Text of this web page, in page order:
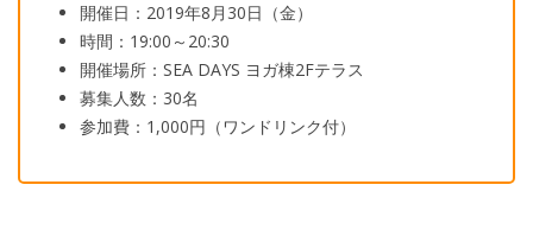
開催日： 2019年8月 30日（金）
時間： 19:00 ～ 20:30
開催場所： SEA DAYS ヨガ棟2Fテラス
募集人数： 30名
参加費： 1 ,000円（ワンドリンク付）